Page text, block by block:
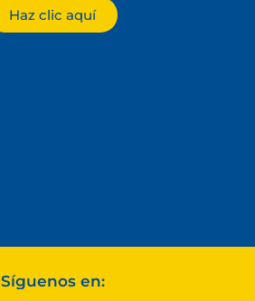
Haz clic aquí
Síguenos en: